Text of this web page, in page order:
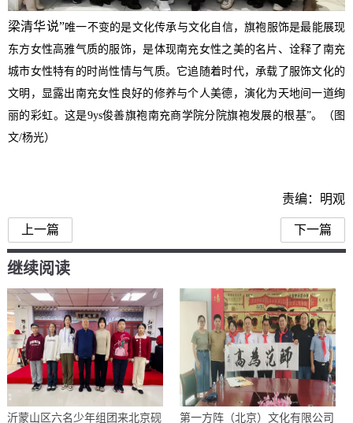
梁清华说”唯一不变的是文化传承与文化自信，旗袍服饰是最能展现
东方女性高雅气质的服饰，是体现南充女性之美的名片、 诠释了南充
城市女性特有的时尚性情与气质。它追随着时代，承载了服饰文化的
文明，显露出南充女性良好的修养与个人美德，演化为天地间一道绚
丽的彩虹。 这是9ys俊善旗袍南充商学院分院旗袍发展的根基”。（图
文/杨光）
责编：明观
上一篇 下一篇
继续阅读
沂蒙山区六名少年组团来北京砚 第一方阵（北京）文化有限公司